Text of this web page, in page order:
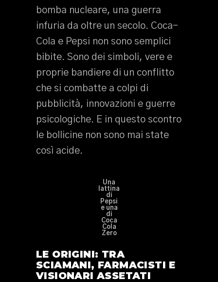
bomba nucleare, una guerra
infuria da oltre un secolo. Coca-
Cola e Pepsi non sono semplici
bibite. Sono dei simboli, vere e
proprie bandiere di un conflitto
che si combatte a colpi di
pubblicità, innovazioni e guerre
psicologiche. E in questo scontro
le bollicine non sono mai state
così acide.
Una
lattina
di
Pepsi
e una
di
Coca
Cola
Zero
LE ORIGINI: TRA
SCIAMANI, FARMACISTI E
VISIONARI ASSETATI